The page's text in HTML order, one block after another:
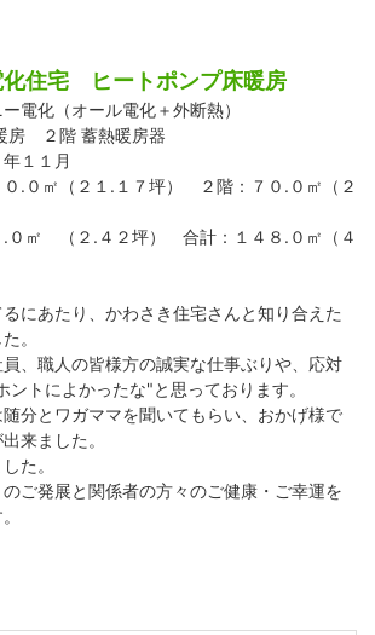
化住宅 ヒートポンプ床暖房
電化（オール電化＋外断熱）
房 ２階 蓄熱暖房器
１１月
.０㎡（２１.１７坪） ２階：７０.０㎡（２
２.４２坪） 合計：１４８.０㎡（４
にあたり、かわさき住宅さんと知り合えた
。
、職人の皆様方の誠実な仕事ぶりや、応対
ントによかったな"と思っております。
分とワガママを聞いてもらい、おかげ様で
来ました。
た。
ご発展と関係者の方々のご健康・ご幸運を